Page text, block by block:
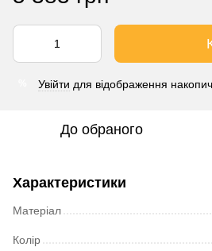
Увійти для відображення
До обраного
Характеристики
Матеріал
Колір